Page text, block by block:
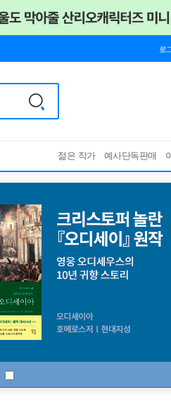
로
젊은 작가 예사단독판매